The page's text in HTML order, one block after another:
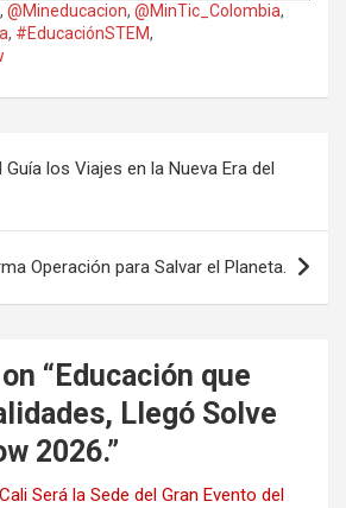
, @Mineducacion, @MinTic_Colombia,
, #EducaciónSTEM,
los Viajes en la Nueva Era del
Operación para Salvar el Planeta.
“ Educación que
Llegó Solve
2026.”
Cali Será la Sede del Gran Evento del